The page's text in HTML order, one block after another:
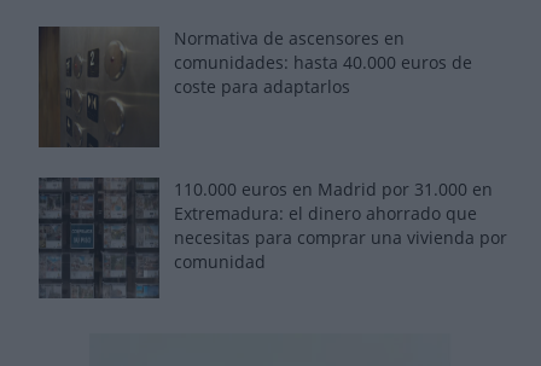
Normativa de ascensores en
comunidades: hasta 40.000 euros de
coste para adaptarlos
110.000 euros en Madrid por 31.000 en
Extremadura: el dinero ahorrado que
necesitas para comprar una vivienda por
comunidad